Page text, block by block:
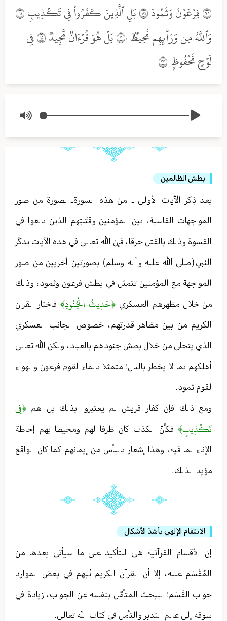
١٧ فِرۡعَوۡنَ وَثَمُودَ ١٨ بَلِ ٱلَّذِينَ كَفَرُواْ فِي تَكۡذِيبٖ ١٩
وَٱللَّهُ مِن وَرَآئِهِم مُّحِيطُۢ ٢٠ بَلۡ هُوَ قُرۡءَانٞ مَّجِيدٞ ٢١ فِي
لَوۡحٖ مَّحۡفُوظِۭ ٢٢
بطش الظالمين
بعد ذِكر الآيات الأولى ـ من هذه السورة ـ لصورة من صور
المواجهات القاسية ، بين المؤمنين وقتَلتِهم الذين بالغوا في
القسوة وذلك بالقتل حرقا ، فإن الله تعالى في هذه الآيات يذكّر
النبي (صلى الله عليه وآله وسلم) بصورتين أخريين من صور
المواجهة مع المؤمنين تتمثل في بطش فرعون وثمود ، وذلك
من خلال مظهرهم العسكري ﴿حَدِيثُ الْجُنُودِ﴾ فاختار القران
الكريم من بين مظاهر قدرتهم ، خصوص الجانب العسكري
الذي يتجلى من خلال بطش جنودهم بالعباد ، ولكن الله تعالى
أهلكهم بما لا يخطر بالبال ؛ متمثلا بالماء لقوم فرعون والهواء
لقوم ثمود .
ومع ذلك فإن كفار قريش لم يعتبروا بذلك بل هم ﴿فِي
تَكْذِيبٍ﴾ فكأنّ الكذب كان ظرفا لهم ومحيطا بهم إحاطة
الإناء لما فيه ، وهذا إشعار باليأس من إيمانهم كما كان الواقع
مؤيدا لذلك .
الانتقام الإلهي بأشدّ الأشكال
إن الأقسام القرآنية هي للتأكيد على ما سيأتي بعدها من
المُقْسَم عليه ، إلا أن القرآن الكريم يُبهم في بعض الموارد
جواب القَسَم ؛ ليبحث المتأمّل بنفسه عن الجواب ، زيادة في
سوقه إلى عالم التدبر والتأمل في كتاب الله تعالى .